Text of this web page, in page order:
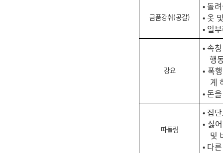
금품강취(공갈)
• 돌
• 옷
• 일
강요
• 속
행
• 폭
게
• 돈
따돌림
• 집
• 싫
및
• 다